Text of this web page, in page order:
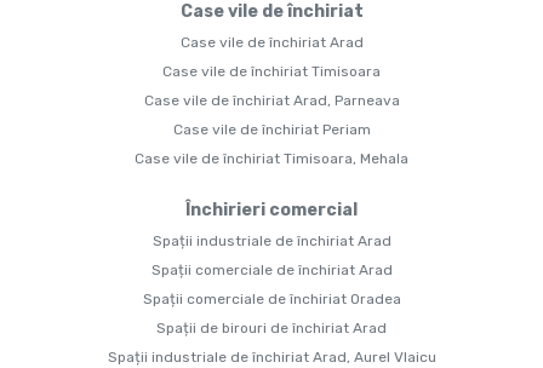
Case vile de închiriat
Case vile de închiriat Arad
Case vile de închiriat Timisoara
Case vile de închiriat Arad, Parneava
Case vile de închiriat Periam
Case vile de închiriat Timisoara, Mehala
Închirieri comercial
Spații industriale de închiriat Arad
Spații comerciale de închiriat Arad
Spații comerciale de închiriat Oradea
Spații de birouri de închiriat Arad
Spații industriale de închiriat Arad, Aurel Vlaicu